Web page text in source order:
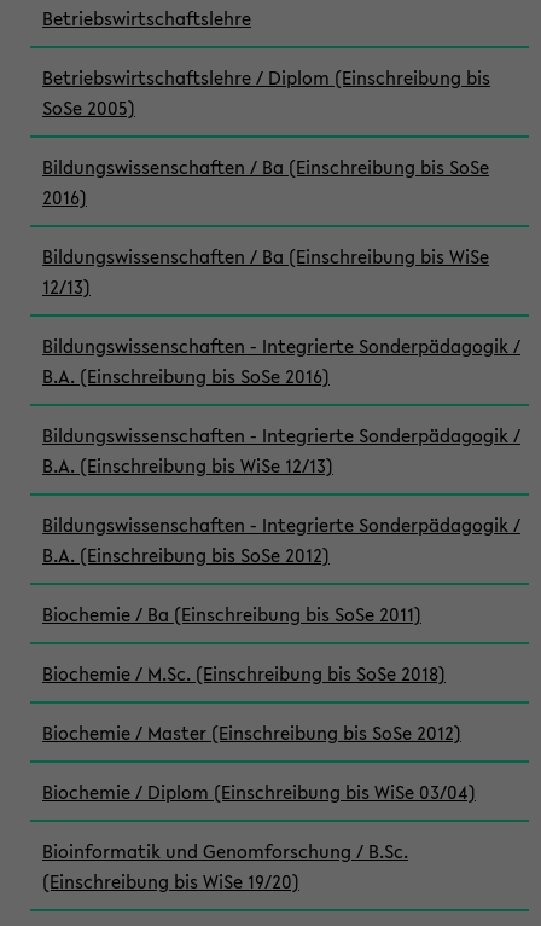
Betriebswirtschaftslehre
Betriebswirtschaftslehre / Diplom (Einschreibung bis
SoSe 2005)
Bildungswissenschaften / Ba (Einschreibung bis SoSe
2016)
Bildungswissenschaften / Ba (Einschreibung bis WiSe
12/13)
Bildungswissenschaften - Integrierte Sonderpädagogik /
B.A. (Einschreibung bis SoSe 2016)
Bildungswissenschaften - Integrierte Sonderpädagogik /
B.A. (Einschreibung bis WiSe 12/13)
Bildungswissenschaften - Integrierte Sonderpädagogik /
B.A. (Einschreibung bis SoSe 2012)
Biochemie / Ba (Einschreibung bis SoSe 2011)
Biochemie / M.Sc. (Einschreibung bis SoSe 2018)
Biochemie / Master (Einschreibung bis SoSe 2012)
Biochemie / Diplom (Einschreibung bis WiSe 03/04)
Bioinformatik und Genomforschung / B.Sc.
(Einschreibung bis WiSe 19/20)